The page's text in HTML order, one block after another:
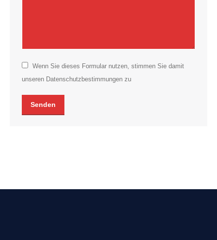
Wenn Sie dieses Formular nutzen, stimmen Sie damit
unseren Datenschutzbestimmungen zu
Senden